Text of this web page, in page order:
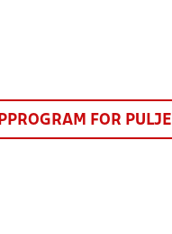
FOR PULJE